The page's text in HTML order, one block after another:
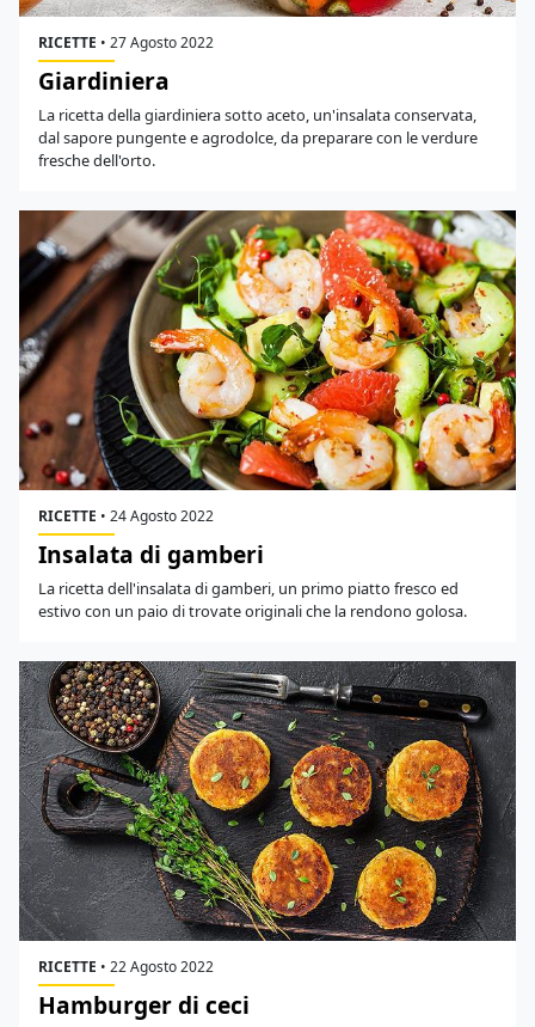
RICETTE • 27 Agosto 2022
Giardiniera
La ricetta della giardiniera sotto aceto, un'insalata conservata,
dal sapore pungente e agrodolce, da preparare con le verdure
fresche dell'orto.
RICETTE • 24 Agosto 2022
Insalata di gamberi
La ricetta dell'insalata di gamberi, un primo piatto fresco ed
estivo con un paio di trovate originali che la rendono golosa.
RICETTE • 22 Agosto 2022
Hamburger di ceci